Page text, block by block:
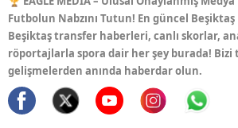
Futbolun Nabzını Tutun! En güncel
Beşiktaş transfer haberleri, canlı skorlar,
röportajlarla spora dair her şey burada! Bizi
gelişmelerden anında haberdar olun.